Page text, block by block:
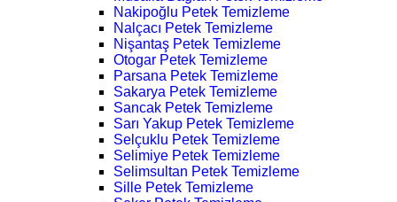
Nakipoğlu Petek Temizleme
Nalçacı Petek Temizleme
Nişantaş Petek Temizleme
Otogar Petek Temizleme
Parsana Petek Temizleme
Sakarya Petek Temizleme
Sancak Petek Temizleme
Sarı Yakup Petek Temizleme
Selçuklu Petek Temizleme
Selimiye Petek Temizleme
Selimsultan Petek Temizleme
Sille Petek Temizleme